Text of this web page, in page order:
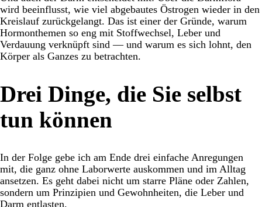
wird beeinflusst, wie viel abgebautes Östrogen wieder in den
Kreislauf zurückgelangt. Das ist einer der Gründe, warum
Hormonthemen so eng mit Stoffwechsel, Leber und
Verdauung verknüpft sind — und warum es sich lohnt, den
Körper als Ganzes zu betrachten.
Drei Dinge, die Sie selbst
tun können
In der Folge gebe ich am Ende drei einfache Anregungen
mit, die ganz ohne Laborwerte auskommen und im Alltag
ansetzen. Es geht dabei nicht um starre Pläne oder Zahlen,
sondern um Prinzipien und Gewohnheiten, die Leber und
Darm entlasten.